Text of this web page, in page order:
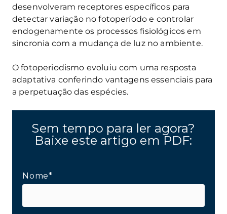
desenvolveram receptores específicos para
detectar variação no fotoperíodo e controlar
endogenamente os processos fisiológicos em
sincronia com a mudança de luz no ambiente.
O fotoperiodismo evoluiu com uma resposta
adaptativa conferindo vantagens essenciais para
a perpetuação das espécies.
Sem tempo para ler agora?
Baixe este artigo em PDF:
Nome*